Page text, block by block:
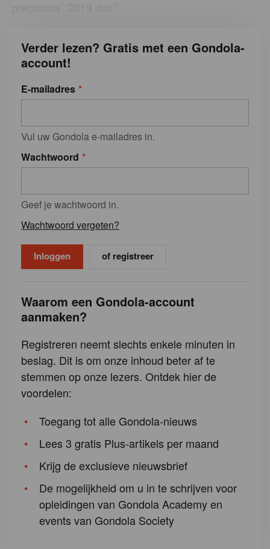
Verder lezen? Gratis met een Gondola-
account!
E-mailadres
Vul uw Gondola e-mailadres in.
Wachtwoord
Geef je wachtwoord in.
Wachtwoord vergeten?
of registreer
Waarom een Gondola-account
aanmaken?
Registreren neemt slechts enkele minuten in
beslag. Dit is om onze inhoud beter af te
stemmen op onze lezers. Ontdek hier de
voordelen:
Toegang tot alle Gondola-nieuws
Lees 3 gratis Plus-artikels per maand
Krijg de exclusieve nieuwsbrief
De mogelijkheid om u in te schrijven voor
opleidingen van Gondola Academy en
events van Gondola Society